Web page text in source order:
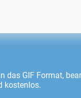
das GIF Format,
kostenlos.